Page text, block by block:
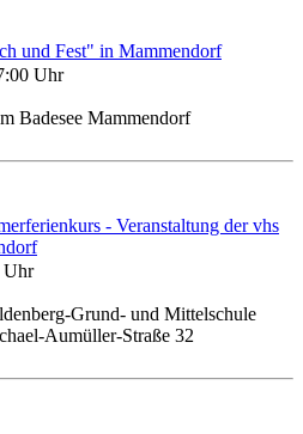
und Fest" in Mammendorf
Uhr
Badesee Mammendorf
- Veranstaltung der vhs
Uhr
Grund- und Mittelschule
Aumüller-Straße 32